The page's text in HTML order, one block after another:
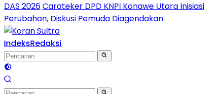
DAS 2026Carateker DPD KNPI Konawe Utara Inisiasi
Perubahan, Diskusi Pemuda Diagendakan
IndeksRedaksi